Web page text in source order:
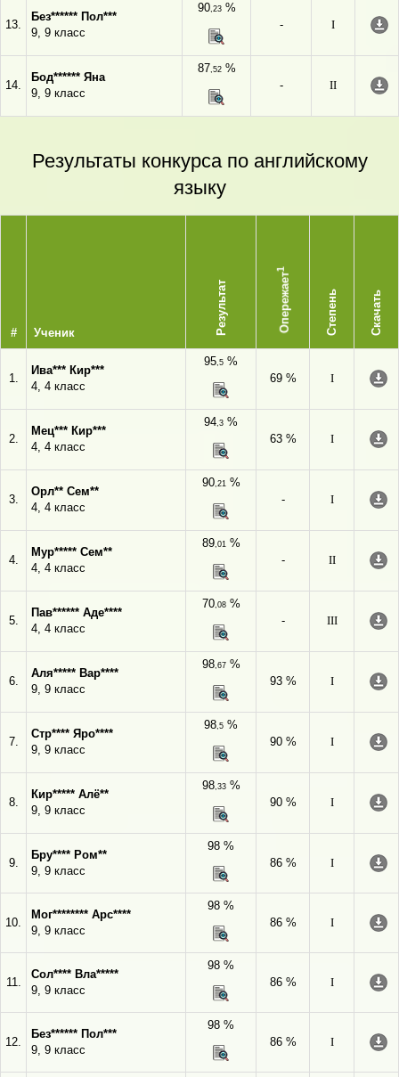
13.
Без****** Пол***
9, 9 класс
90,23%
-
I
14.
Бод****** Яна
9, 9 класс
87,52%
-
II
Результаты конкурса по английскому
языку
# Ученик Результат Опережает
1
Степень Скачать
1.
Ива*** Кир***
4, 4 класс
95,5 %
69 %
I
2.
Мец*** Кир***
4, 4 класс
94,3 %
63 %
I
3.
Орл** Сем**
4, 4 класс
90,21%
-
I
4.
Мур***** Сем**
4, 4 класс
89,01%
-
II
5.
Пав****** Аде****
4, 4 класс
70,08%
-
III
6.
Аля***** Вар****
9, 9 класс
98,67%
93 %
I
7.
Стр**** Яро****
9, 9 класс
98,5 %
90 %
I
8.
Кир***** Алё**
9, 9 класс
98,33%
90 %
I
9.
Бру**** Ром**
9, 9 класс
98 %
86 %
I
10.
Мог******** Арс****
9, 9 класс
98 %
86 %
I
11.
Сол**** Вла*****
9, 9 класс
98 %
86 %
I
12.
Без****** Пол***
9, 9 класс
98 %
86 %
I